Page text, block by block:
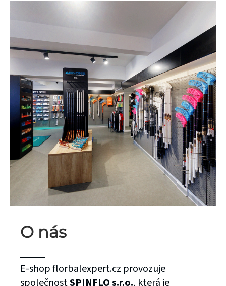
O nás
E-shop florbalexpert.cz provozuje